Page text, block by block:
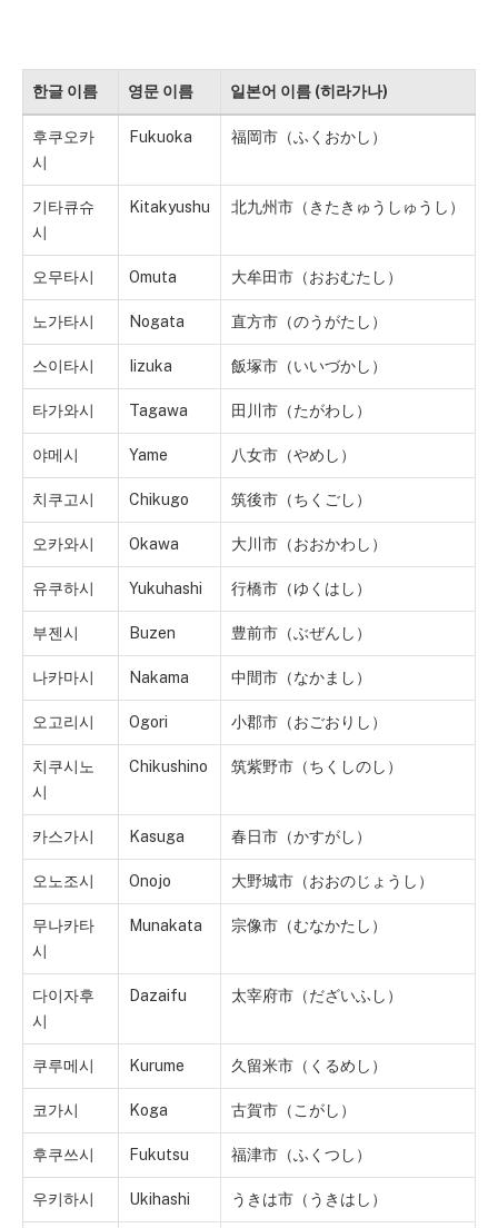
한글 이름 영문 이름 일본어 이름 (히라가나)
후쿠오카
시
Fukuoka 福岡市（ふくおかし）
기타큐슈
시
Kitakyushu 北九州市（きたきゅうしゅうし）
오무타시 Omuta 大牟田市（おおむたし）
노가타시 Nogata 直方市（のうがたし）
스이타시 Iizuka 飯塚市（いいづかし）
타가와시 Tagawa 田川市（たがわし）
야메시 Yame 八女市（やめし）
치쿠고시 Chikugo 筑後市（ちくごし）
오카와시 Okawa 大川市（おおかわし）
유쿠하시 Yukuhashi 行橋市（ゆくはし）
부젠시 Buzen 豊前市（ぶぜんし）
나카마시 Nakama 中間市（なかまし）
오고리시 Ogori 小郡市（おごおりし）
치쿠시노
시
Chikushino 筑紫野市（ちくしのし）
카스가시 Kasuga 春日市（かすがし）
오노조시 Onojo 大野城市（おおのじょうし）
무나카타
시
Munakata 宗像市（むなかたし）
다이자후
시
Dazaifu 太宰府市（だざいふし）
쿠루메시 Kurume 久留米市（くるめし）
코가시 Koga 古賀市（こがし）
후쿠쓰시 Fukutsu 福津市（ふくつし）
우키하시 Ukihashi うきは市（うきはし）